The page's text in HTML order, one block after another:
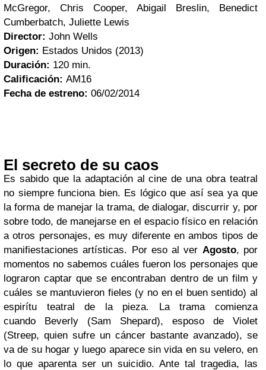
McGregor, Chris Cooper, Abigail Breslin, Benedict
Cumberbatch, Juliette Lewis
Director: John Wells
Origen: Estados Unidos (2013)
Duración: 120 min.
Calificación: AM16
Fecha de estreno: 06/02/2014
El secreto de su caos
Es sabido que la adaptación al cine de una obra teatral
no siempre funciona bien. Es lógico que así sea ya que
la forma de manejar la trama, de dialogar, discurrir y, por
sobre todo, de manejarse en el espacio físico en relación
a otros personajes, es muy diferente en ambos tipos de
manifiestaciones artísticas. Por eso al ver Agosto, por
momentos no sabemos cuáles fueron los personajes que
lograron captar que se encontraban dentro de un film y
cuáles se mantuvieron fieles (y no en el buen sentido) al
espirítu teatral de la pieza.
La trama comienza
cuando Beverly (Sam Shepard), esposo de Violet
(Streep, quien sufre un cáncer bastante avanzado), se
va de su hogar y luego aparece sin vida en su velero, en
lo que aparenta ser un suicidio. Ante tal tragedia, las